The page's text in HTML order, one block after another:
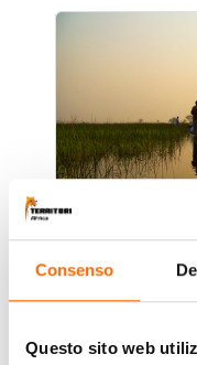
Consenso
Questo sito web
Overland safari